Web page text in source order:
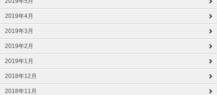
2019年4月
2019年3月
2019年2月
2019年1月
2018年12月
2018年11月